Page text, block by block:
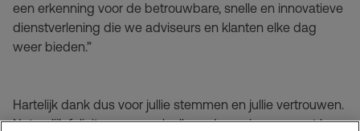
een erkenning voor de betrouwbare, snelle en innovatieve
dienstverlening die we adviseurs en klanten elke dag
weer bieden.”
Hartelijk dank dus voor jullie stemmen en jullie vertrouwen.
Natuurlijk feliciteren we ook alle andere winnaars met hun